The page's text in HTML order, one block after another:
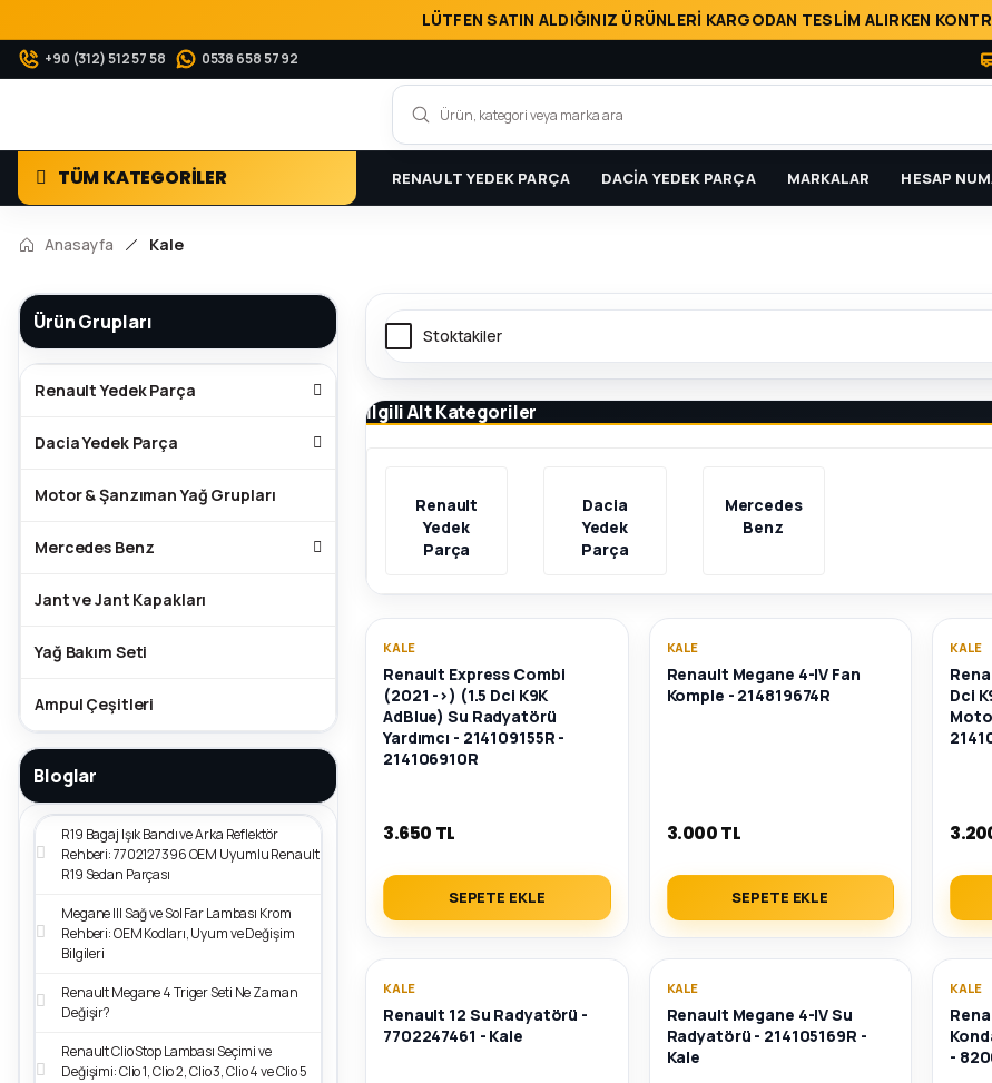
LÜTFEN SATIN ALDIĞINIZ ÜRÜNLERİ KARGODAN TESLİM ALIRKEN
+90 (312) 512 57 58 0538 658 57 92
TÜM KATEGORİLER RENAULT YEDEK PARÇA DACİA YEDEK PARÇA MARKALAR HESAP
Anasayfa Kale
Ürün Grupları
Renault Yedek Parça
Dacia Yedek Parça
Motor & Şanzıman Yağ Grupları
Mercedes Benz
Jant ve Jant Kapakları
Yağ Bakım Seti
Ampul Çeşitleri
Bloglar
R19 Bagaj Işık Bandı ve Arka Reflektör
Rehberi: 7702127396 OEM Uyumlu Renault
R19 Sedan Parçası
Megane III Sağ ve Sol Far Lambası Krom
Rehberi: OEM Kodları, Uyum ve Değişim
Bilgileri
Renault Megane 4 Triger Seti Ne Zaman
Değişir?
Renault Clio Stop Lambası Seçimi ve
Değişimi: Clio 1, Clio 2, Clio 3, Clio 4 ve Clio 5
Stoktakiler
İlgili Alt Kategoriler
Renault
Yedek
Parça
Dacia
Yedek
Parça
Mercedes
Benz
KALE
Renault Express Combi
(2021 ->) (1.5 Dci K9K
AdBlue) Su Radyatörü
Yardımcı - 214109155R -
214106910R
3.650 TL
SEPETE EKLE
KALE
Renault Megane 4-IV Fan
Komple - 214819674R
3.000 TL
SEPETE EKLE
KALE
Dci
KALE
Renault 12 Su Radyatörü -
7702247461 - Kale
KALE
Renault Megane 4-IV Su
Radyatörü - 214105169R -
Kale
KALE
-